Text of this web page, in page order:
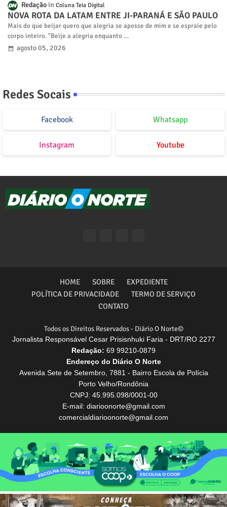
Redação Coluna Teia Digital
NOVA ROTA DA LATAM ENTRE JI-PARANÁ E SÃO PAULO
Mais do que beijar quero que alegria se aposse de mim e se espraie pelo
corpo inteiro. "Beije a alegria enquanto …
agosto 05, 2026
Redes Socais
Facebook Whatsapp
Instagram Youtube
Todos os Direitos Reservados - Diário O Norte©
Jornalista Responsável Cesar Prisisnhuki Faria - DRT/RO 2277
Redação: 69 99210-0879
Endereço do Diário O Norte
Avenida Sete de Setembro, 7881 - Bairro Escola de Polícia
Porto Velho/Rondônia
CNPJ: 45.995.098/0001-00
E-mail: diarioonorte@gmail.com
comercialdiarioonorte@gmail.com
HOME SOBRE
EXPEDIENTE
POLÍTICA DE PRIVACIDADE
TERMO DE SERVIÇO
CONTATO